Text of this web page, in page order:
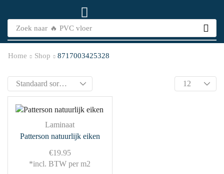
Zoek naar 🔥 PVC vloer
Home Shop 8717003425328
Laminaat
Patterson natuurlijk eiken
€19.95
*incl. BTW per m2